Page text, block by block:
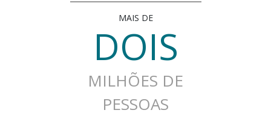
MAIS DE
DOIS
MILHÕES DE
PESSOAS